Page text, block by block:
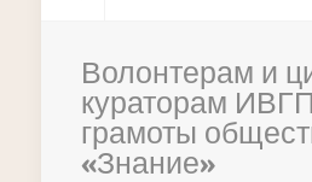
Волонтерам и
кураторам
грамоты
«Знание»